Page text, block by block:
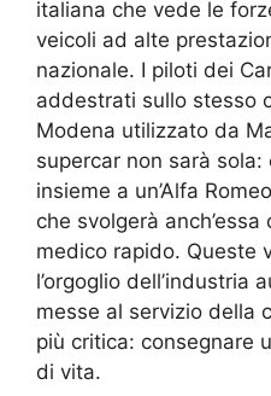
italiana che vede le
veicoli ad alte
nazionale. I piloti dei
addestrati sullo stesso
Modena utilizzato da
supercar non sarà
insieme a un’Alfa
che svolgerà
medico rapido. Queste
l’orgoglio dell’industria
messe al servizio della
più critica: consegnare
di vita.